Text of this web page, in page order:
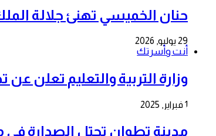
حنان الخميسي تهنئ جلالة الملك
29 يوليو, 2026
أنت وأسرتك
وزارة التربية والتعليم تعلن
1 فبراير, 2025
مدينة تطوان تحتل الصدارة